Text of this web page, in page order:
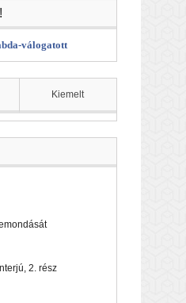
válogatott
Kiemelt
2. rész